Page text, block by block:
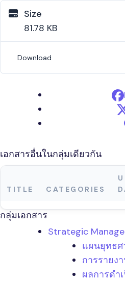
Size
81.78 KB
Download
กลุ่มเอกสาร
Strategic
แผนยุทธศ
การรายง
ผลการดำ
เอกสารอื่นในกลุ่มเดียวกัน
TITLE CATEGORIES